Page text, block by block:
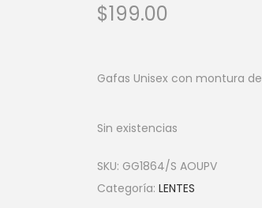
$199.00
Gafas Unisex con montura
Sin existencias
SKU: GG1864/S AOUPV
Categoría: LENTES